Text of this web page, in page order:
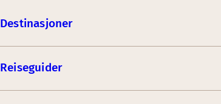
Destinasjoner
Reiseguider